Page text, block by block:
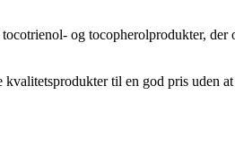
og tocopherolprodukter,
til en god pris uden